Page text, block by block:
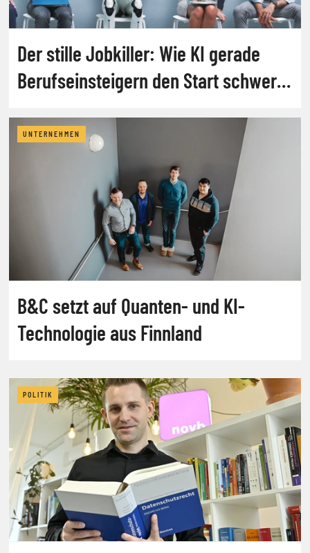
Der stille Jobkiller: Wie KI gerade
Berufseinsteigern den Start schwer
UNTERNEHMEN
B&C setzt auf Quanten- und KI-
Technologie aus Finnland
POLITIK